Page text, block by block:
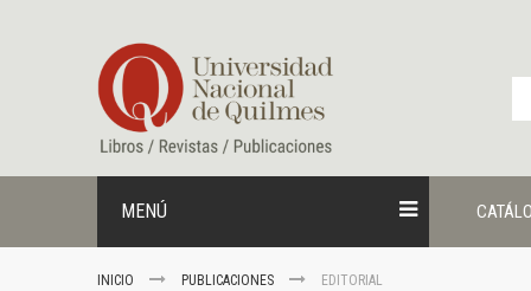
contenido
MENÚ
INICIO PUBLICACIONES EDITORIAL